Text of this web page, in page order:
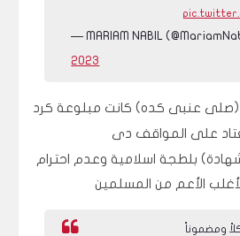
— MARIAM NABIL
2023
الأعم من المسلمين
ومضموناً